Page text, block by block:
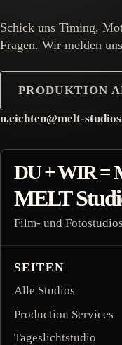
Schick uns Timing,
Fragen. Wir melden
PRODUKTION
n.eichten@melt-
DU + WIR =
MELT
Film- und
SEITEN
Alle Studios
Production Services
Tageslichtstudio